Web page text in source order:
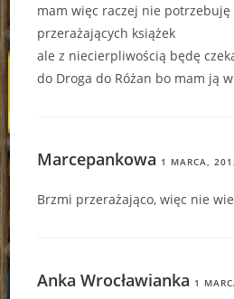
mam więc raczej nie
przerażających książek
ale z niecierpliwością będę
do Droga do Różan bo mam ją
Marcepankowa 1 MARCA,
Brzmi przerażająco, więc nie
Anka Wrocławianka 1